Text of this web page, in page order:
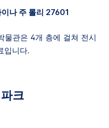
나 주 롤리 27601
물관은 4개 층에 걸쳐 전시
입니다.
크